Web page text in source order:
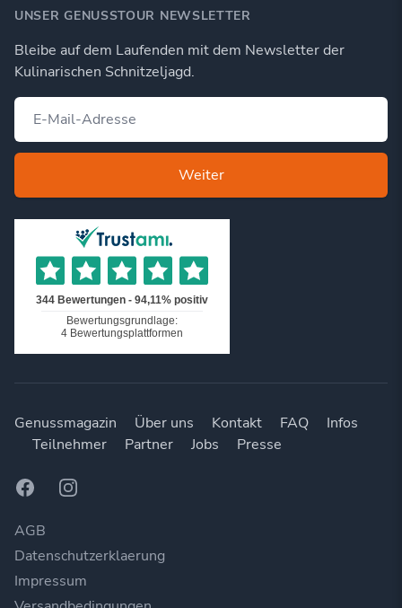
UNSER GENUSSTOUR NEWSLETTER
Bleibe auf dem Laufenden mit dem Newsletter der
Kulinarischen Schnitzeljagd.
Weiter
Genussmagazin Über uns Kontakt FAQ
Infos
Teilnehmer
Partner Jobs Presse
FacebookInstagram
AGB
Datenschutzerklaerung
Impressum